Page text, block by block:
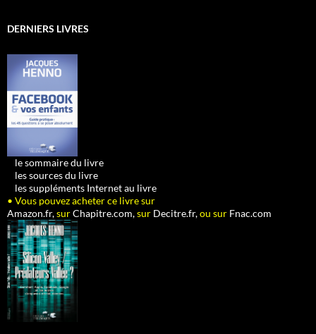
DERNIERS LIVRES
le sommaire du livre
les sources du livre
les suppléments Internet au livre
• Vous pouvez acheter ce livre sur
Amazon.fr,surChapitre.com,sur Decitre.fr,ou sur Fnac.com